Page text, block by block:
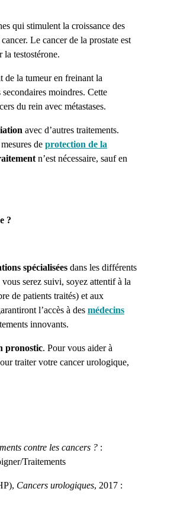
qui stimulent la croissance des
Le cancer de la prostate est
la testostérone.
de la tumeur en freinant la
secondaires moindres. Cette
du rein avec métastases.
avec d’autres traitements.
de protection de la
n’est nécessaire, sauf en
?
spécialisées dans les différents
serez suivi, soyez attentif à la
de patients traités) et aux
l’accès à des médecins
innovants.
pronostic. Pour vous aider à
traiter votre cancer urologique,
contre les cancers ? :
Traitements
Cancers urologiques, 2017 :